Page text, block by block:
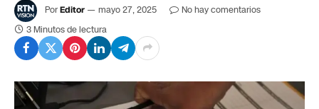
PorEditor mayo 27, 2025
No hay comentarios
3 Minutos de lectura